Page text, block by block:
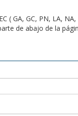
GA, GC, PN, LA,
de abajo de la